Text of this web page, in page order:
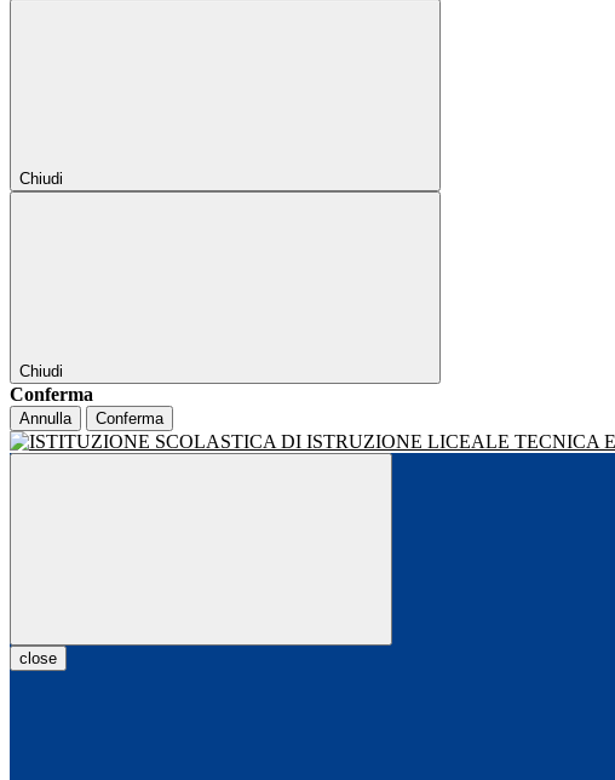
Chiudi
Chiudi
Conferma
Annulla Conferma
close